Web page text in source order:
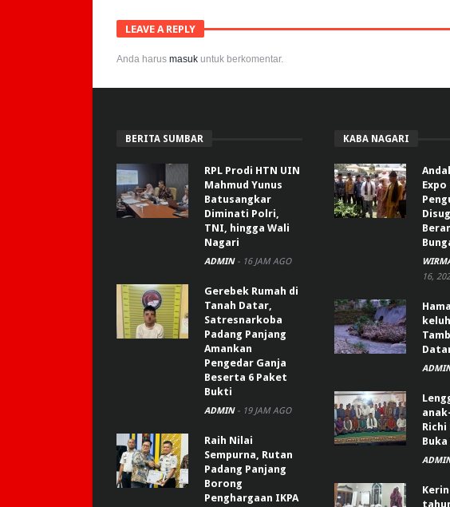
LEAVE A REPLY
Anda harus masuk untuk berkomentar.
BERITA SUMBAR
RPL Prodi HTN UIN
Mahmud Yunus
Batusangkar
Diminati Polri,
TNI, hingga Wali
Nagari
ADMIN - 16 JAM AGO
Gerebek Rumah di
Tanah Datar,
Satresnarkoba
Padang Panjang
Amankan
Pengedar Ganja
Beserta 6 Paket
Bukti
ADMIN - 19 JAM AGO
Raih Nilai
Sempurna, Rutan
Padang Panjang
Borong
Penghargaan IKPA
KABA NAGARI
Expo
16,